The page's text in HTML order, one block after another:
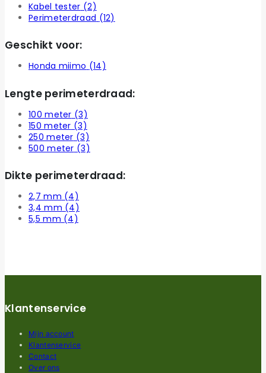
Kabel tester (2)
Perimeterdraad (12)
Geschikt voor:
Honda miimo (14)
Lengte perimeterdraad:
100 meter (3)
150 meter (3)
250 meter (3)
500 meter (3)
Dikte perimeterdraad:
2,7 mm (4)
3,4 mm (4)
5,5 mm (4)
Klantenservice
Mijn account
Klantenservice
Contact
Over ons